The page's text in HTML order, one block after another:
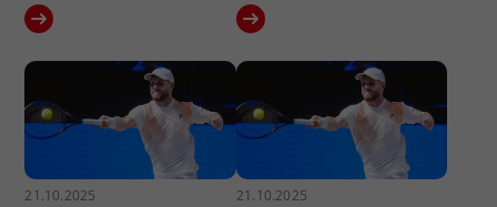
21.10.2025 21.10.2025